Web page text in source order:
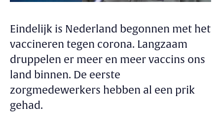
Eindelijk is Nederland begonnen met het
vaccineren tegen corona. Langzaam
druppelen er meer en meer vaccins ons
land binnen. De eerste
zorgmedewerkers hebben al een prik
gehad.